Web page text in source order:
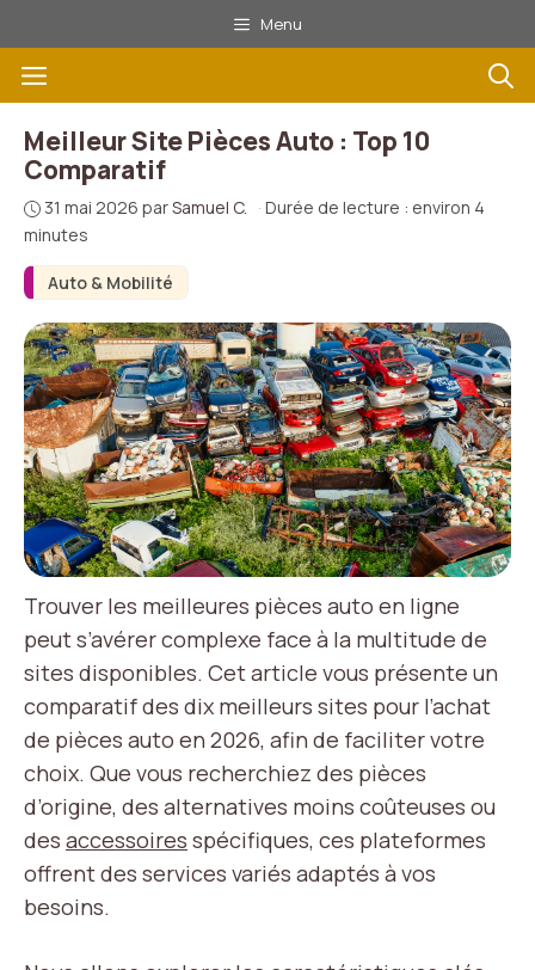
au
contenu
Menu
Menu
Auto & Mobilité
Meilleur Site Pièces Auto : Top 10
Comparatif
31 mai 2026 parSamuel C. · Durée de lecture : environ 4
minutes
Trouver les meilleures pièces auto en ligne
peut s’avérer complexe face à la multitude de
sites disponibles. Cet article vous présente un
comparatif des dix meilleurs sites pour l’achat
de pièces auto en 2026, afin de faciliter votre
choix. Que vous recherchiez des pièces
d’origine, des alternatives moins coûteuses ou
des accessoires spécifiques, ces plateformes
offrent des services variés adaptés à vos
besoins.